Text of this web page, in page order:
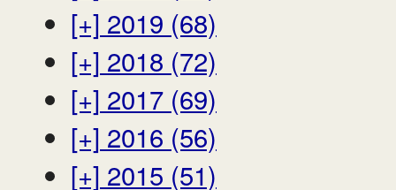
[+] 2019 (68)
[+] 2018 (72)
[+] 2017 (69)
[+] 2016 (56)
[+] 2015 (51)